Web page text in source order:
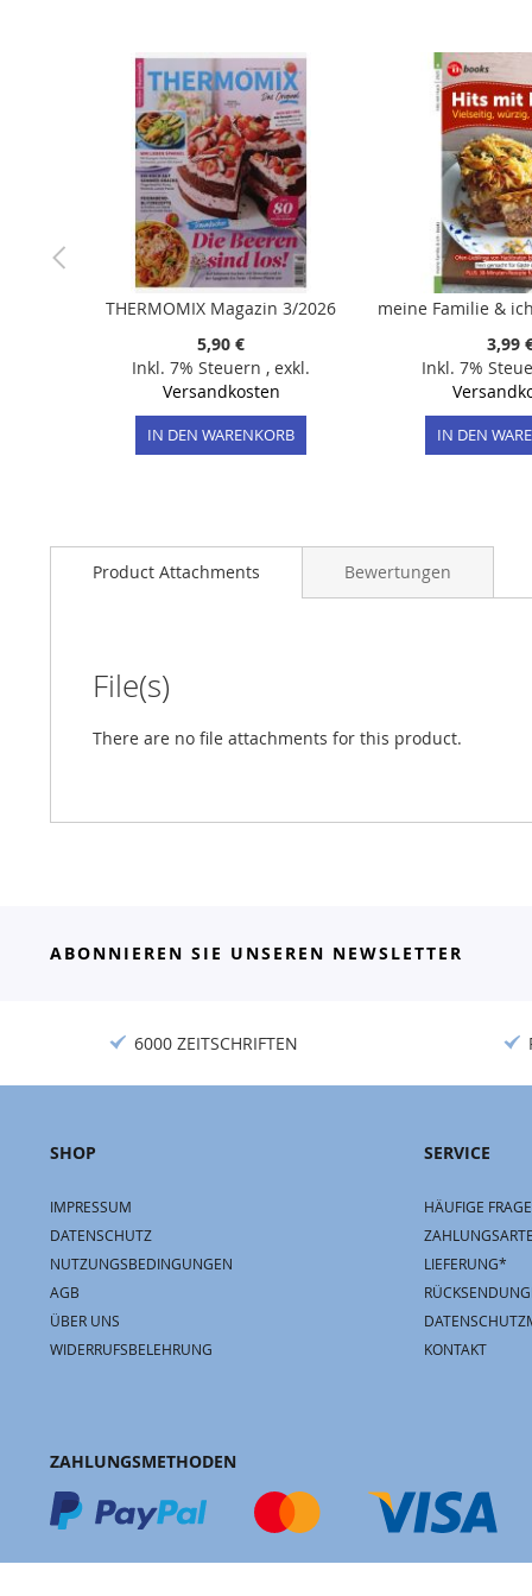
THERMOMIX Magazin 3/2026
5,90 €
Inkl. 7% Steuern , exkl.
Versandkosten
IN DEN WARENKORB
3,99
Inkl. 7%
IN DEN
Product Attachments
File(s)
There are no file attachments for this product.
Bewertungen
ABONNIEREN SIE UNSEREN NEWSLETTER
6000 ZEITSCHRIFTEN
SHOP
IMPRESSUM
DATENSCHUTZ
NUTZUNGSBEDINGUNGEN
AGB
ÜBER UNS
WIDERRUFSBELEHRUNG
SERVICE
HÄUFIGE
LIEFERUNG*
KONTAKT
ZAHLUNGSMETHODEN